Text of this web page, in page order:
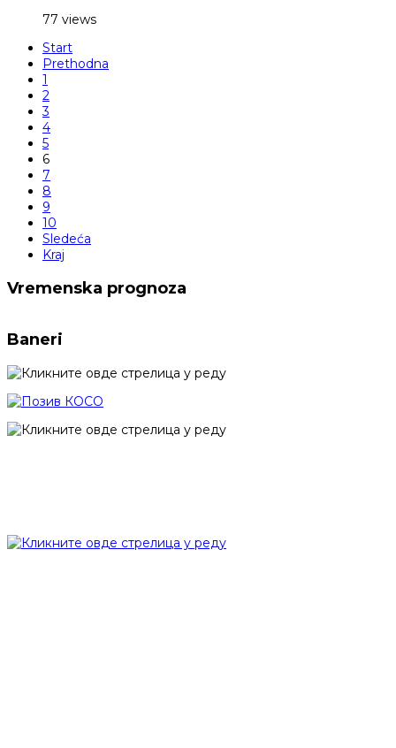
77 views
Start
Prethodna
1
2
3
4
5
6
7
8
9
10
Sledeća
Kraj
Vremenska prognoza
Baneri